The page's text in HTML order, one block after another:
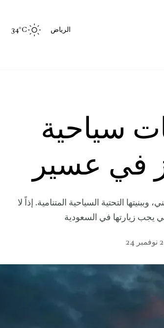
الرياض 34 °C
وجهات سياحية
في عسير
وببنيتها التحتية السياحية المتنامية. إذاً لا
يجب زيارتها في السعودية
24